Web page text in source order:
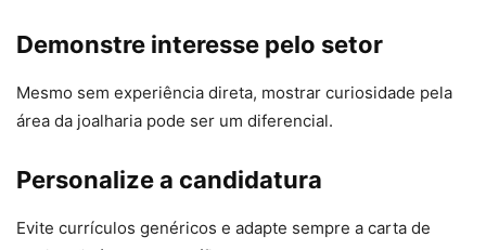
Demonstre interesse pelo setor
Mesmo sem experiência direta, mostrar curiosidade pela
área da joalharia pode ser um diferencial.
Personalize a candidatura
Evite currículos genéricos e adapte sempre a carta de